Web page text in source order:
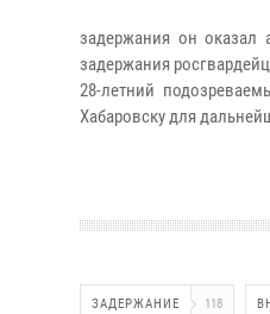
задержания он оказал
задержания
28-летний
Хабаровску для
ЗАДЕРЖАНИЕ 118